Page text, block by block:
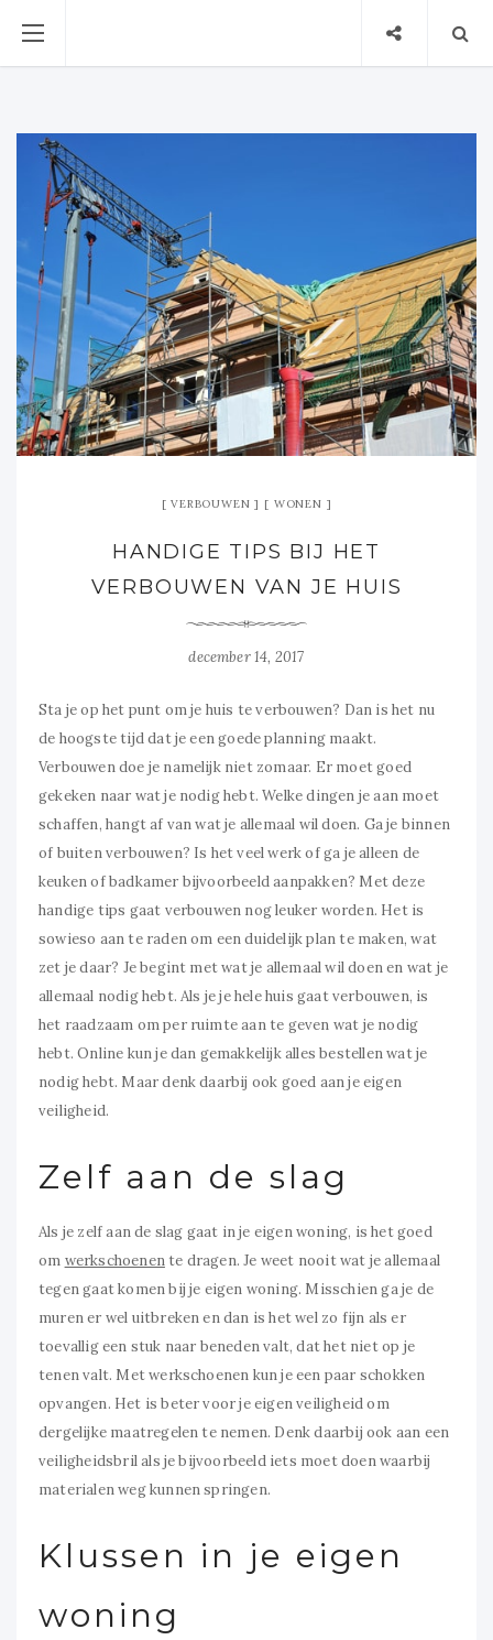
VERBOUWEN WONEN
HANDIGE TIPS BIJ HET
VERBOUWEN VAN JE HUIS
december 14, 2017
Sta je op het punt om je huis te verbouwen? Dan is het nu
de hoogste tijd dat je een goede planning maakt.
Verbouwen doe je namelijk niet zomaar. Er moet goed
gekeken naar wat je nodig hebt. Welke dingen je aan moet
schaffen, hangt af van wat je allemaal wil doen. Ga je binnen
of buiten verbouwen? Is het veel werk of ga je alleen de
keuken of badkamer bijvoorbeeld aanpakken? Met deze
handige tips gaat verbouwen nog leuker worden. Het is
sowieso aan te raden om een duidelijk plan te maken, wat
zet je daar? Je begint met wat je allemaal wil doen en wat je
allemaal nodig hebt. Als je je hele huis gaat verbouwen, is
het raadzaam om per ruimte aan te geven wat je nodig
hebt. Online kun je dan gemakkelijk alles bestellen wat je
nodig hebt. Maar denk daarbij ook goed aan je eigen
veiligheid.
Zelf aan de slag
Als je zelf aan de slag gaat in je eigen woning, is het goed
om werkschoenente dragen. Je weet nooit wat je allemaal
tegen gaat komen bij je eigen woning. Misschien ga je de
muren er wel uitbreken en dan is het wel zo fijn als er
toevallig een stuk naar beneden valt, dat het niet op je
tenen valt. Met werkschoenen kun je een paar schokken
opvangen. Het is beter voor je eigen veiligheid om
dergelijke maatregelen te nemen. Denk daarbij ook aan een
veiligheidsbril als je bijvoorbeeld iets moet doen waarbij
materialen weg kunnen springen.
Klussen in je eigen
woning